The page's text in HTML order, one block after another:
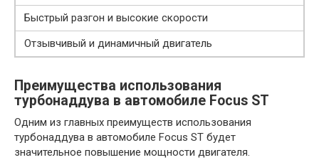
Быстрый разгон и высокие скорости
Отзывчивый и динамичный двигатель
Преимущества использования
турбонаддува в автомобиле Focus ST
Одним из главных преимуществ использования
турбонаддува в автомобиле Focus ST будет
значительное повышение мощности двигателя.